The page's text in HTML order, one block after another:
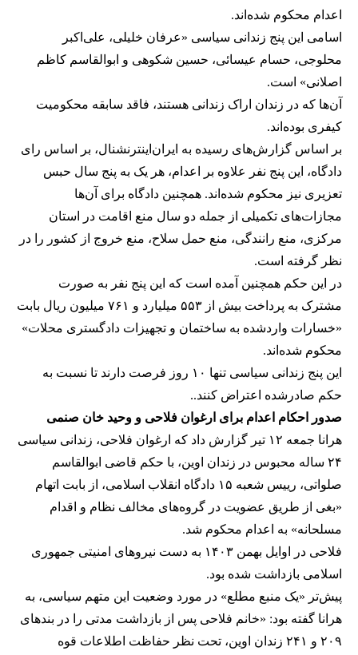
اعدام محکوم شده‌اند.
اسامی این پنج زندانی سیاسی «عرفان خلیلی، علی‌اکبر
محلوجی، حسام عیسائی، حسین شکوهی و ابوالقاسم کاظم
اصلانی» است.
آن‌ها که در زندان اراک زندانی هستند، فاقد سابقه محکومیت
کیفری بوده‌اند.
بر اساس گزارش‌های رسیده به ایران‌اینترنشنال، بر اساس رای
دادگاه، این پنج نفر علاوه بر اعدام، هر یک به پنج سال حبس
تعزیری نیز محکوم شده‌اند. همچنین دادگاه برای آن‌ها
مجازات‌های تکمیلی از جمله دو سال منع اقامت در استان
مرکزی، منع رانندگی، منع حمل سلاح، منع خروج از کشور را در
نظر گرفته است.
در این حکم همچنین آمده است که این پنج نفر به صورت
مشترک به پرداخت بیش از ۵۵۳ میلیارد و ۷۶۱ میلیون ریال بابت
«خسارات واردشده به ساختمان و تجهیزات دادگستری محلات»
محکوم شده‌اند.
این پنج زندانی سیاسی تنها ۱۰ روز فرصت دارند تا نسبت به
حکم صادرشده اعتراض کنند..
صدور احکام اعدام برای ارغوان فلاحی و وحید خان صنمی
هرانا جمعه ۱۲ تیر گزارش داد که ارغوان فلاحی، زندانی سیاسی
۲۴ ساله محبوس در زندان اوین، با حکم قاضی ابوالقاسم
صلواتی، رییس شعبه ۱۵ دادگاه انقلاب اسلامی، از بابت اتهام
«بغی از طریق عضویت در گروه‌های مخالف نظام و اقدام
مسلحانه» به اعدام محکوم شد.
فلاحی در اوایل بهمن ۱۴۰۳ به دست نیروهای امنیتی جمهوری
اسلامی بازداشت شده بود.
پیش‌تر «یک منبع مطلع» در مورد وضعیت این متهم سیاسی، به
هرانا گفته بود: «خانم فلاحی پس از بازداشت مدتی را در بندهای
۲۰۹ و ۲۴۱ زندان اوین، تحت نظر حفاظت اطلاعات قوه